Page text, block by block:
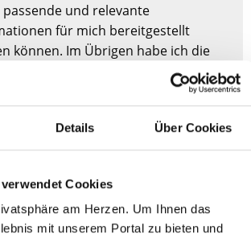
Details Über Cookies
Cookies
am Herzen. Um Ihnen das
mit unserem Portal zu bieten und
und relevante
für mich bereitgestellt
können. Im Übrigen habe ich die
gelesen und bin mit
absenden
Formular schonmal abgesendet?
Formular nicht erneut abschicken,